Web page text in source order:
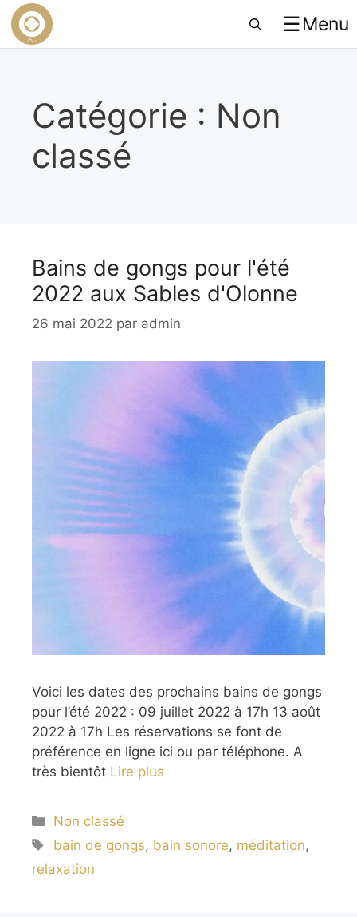
☰Menu
Catégorie : Non
classé
Bains de gongs pour l'été
2022 aux Sables d'Olonne
26 mai 2022 par admin
Voici les dates des prochains bains de gongs
pour l’été 2022 : 09 juillet 2022 à 17h 13 août
2022 à 17h Les réservations se font de
préférence en ligne ici ou par téléphone. A
très bientôt Lire plus
Catégories
Non classé
Étiquettes
bain de gongs, bain sonore, méditation,
relaxation